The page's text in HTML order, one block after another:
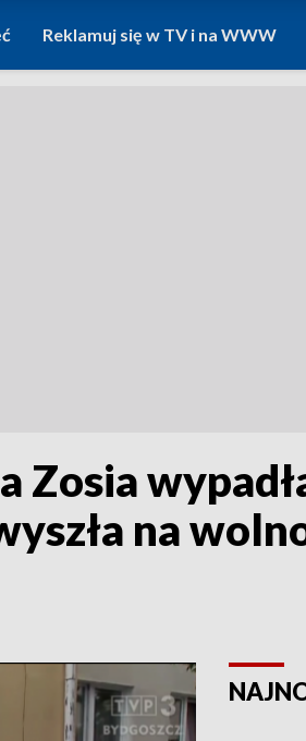
Reklamuj się w TV i na WWW
Zosia
na